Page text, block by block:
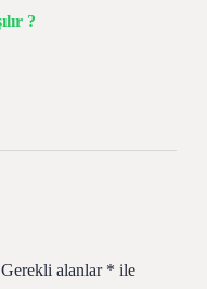
?
Gerekli alanlar * ile